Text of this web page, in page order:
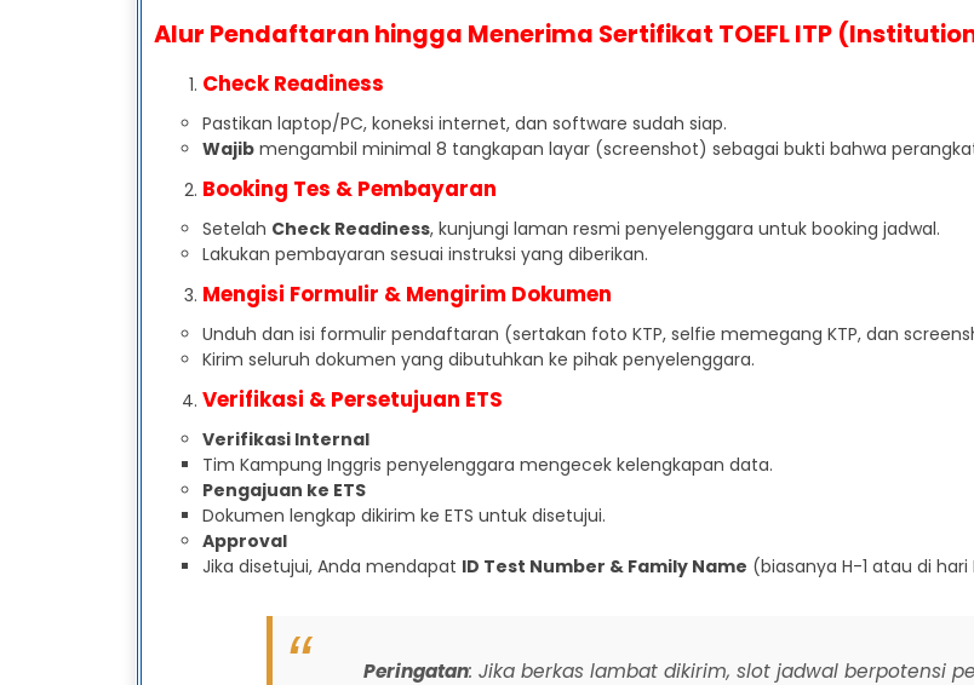
Alur Pendaftaran hingga Menerima Sertifikat TOEFL ITP
Check Readiness
Pastikan laptop/PC, koneksi internet, dan software sudah siap.
Wajib mengambil minimal 8 tangkapan layar (screenshot) sebagai bukti bahwa
Booking Tes & Pembayaran
Setelah Check Readiness, kunjungi laman resmi penyelenggara untuk booking jadwal.
Lakukan pembayaran sesuai instruksi yang diberikan.
Mengisi Formulir & Mengirim Dokumen
Unduh dan isi formulir pendaftaran (sertakan foto KTP, selfie memegang KTP, dan
Kirim seluruh dokumen yang dibutuhkan ke pihak penyelenggara.
Verifikasi & Persetujuan ETS
Verifikasi Internal
Tim Kampung Inggris penyelenggara mengecek kelengkapan data.
Pengajuan ke ETS
Dokumen lengkap dikirim ke ETS untuk disetujui.
Approval
Jika disetujui, Anda mendapat ID Test Number & Family Name (biasanya H-1 atau di hari
Peringatan: Jika berkas lambat dikirim, slot jadwal berpotensi